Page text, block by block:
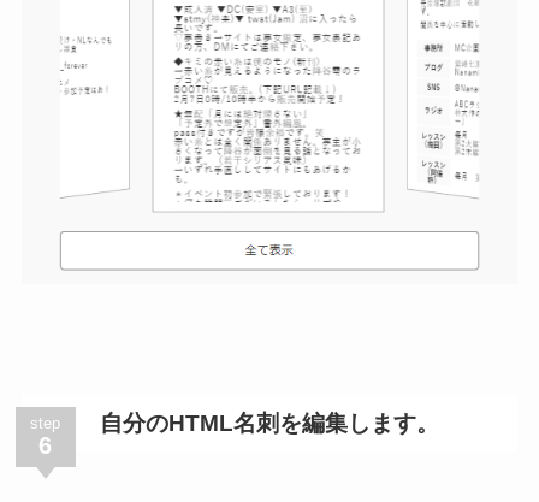
step
6
自分のHTML名刺を編集します。